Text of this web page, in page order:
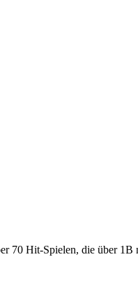
70 Hit-Spielen, die über